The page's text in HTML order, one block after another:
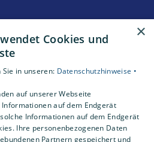
×
Cookies und
in unseren: Datenschutzhinweise •
auf unserer Webseite
auf dem Endgerät
Informationen auf dem Endgerät
Ihre personenbezogenen Daten
Partnern gespeichert und